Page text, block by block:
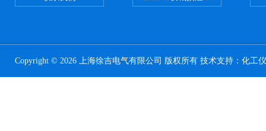
Copyright © 2026 上海徐吉电气有限公司 版权所有 技术支持： 化工